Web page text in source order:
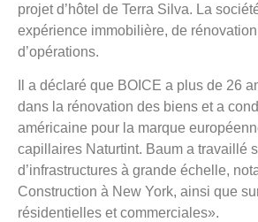
projet d’hôtel de Terra Silva. La
expérience immobilière, de
d’opérations.
Il a déclaré que BOICE a plus de 26
dans la rénovation des biens et a
américaine pour la marque
capillaires Naturtint. Baum a travaillé
d’infrastructures à grande échelle,
Construction à New York, ainsi que
résidentielles et commerciales».